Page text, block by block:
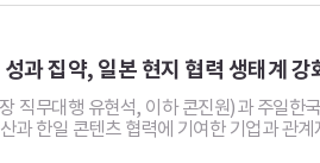
과 집약, 일본 현지 협력 생태계
직무대행 유현석, 이하 콘진원)과 주일
과 한일 콘텐츠 협력에 기여한 기업과 관